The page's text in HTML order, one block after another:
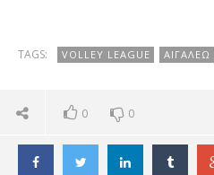
TAGS: VOLLEY LEAGUE ΑΙΓΑΛΕΩ
0 0